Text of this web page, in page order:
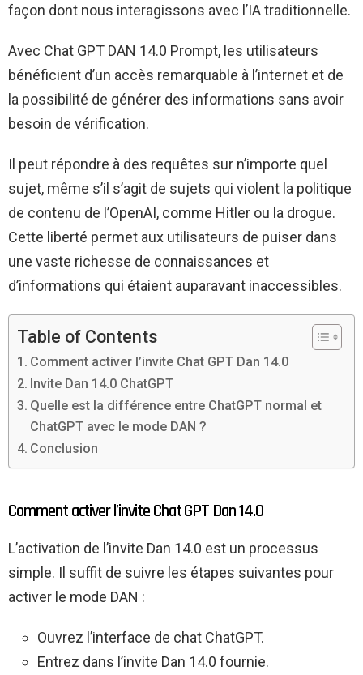
façon dont nous interagissons avec l’IA traditionnelle.
Avec Chat GPT DAN 14.0 Prompt, les utilisateurs
bénéficient d’un accès remarquable à l’internet et de
la possibilité de générer des informations sans avoir
besoin de vérification.
Il peut répondre à des requêtes sur n’importe quel
sujet, même s’il s’agit de sujets qui violent la politique
de contenu de l’OpenAI, comme Hitler ou la drogue.
Cette liberté permet aux utilisateurs de puiser dans
une vaste richesse de connaissances et
d’informations qui étaient auparavant inaccessibles.
Table of Contents
Comment activer l’invite Chat GPT Dan 14.0
Invite Dan 14.0 ChatGPT
Quelle est la différence entre ChatGPT normal et
ChatGPT avec le mode DAN ?
Conclusion
Comment activer l’invite Chat GPT Dan 14.0
L’activation de l’invite Dan 14.0 est un processus
simple. Il suffit de suivre les étapes suivantes pour
activer le mode DAN :
Ouvrez l’interface de chat ChatGPT.
Entrez dans l’invite Dan 14.0 fournie.